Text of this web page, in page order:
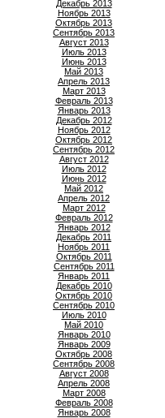
Декабрь 2013
Ноябрь 2013
Октябрь 2013
Сентябрь 2013
Август 2013
Июль 2013
Июнь 2013
Май 2013
Апрель 2013
Март 2013
Февраль 2013
Январь 2013
Декабрь 2012
Ноябрь 2012
Октябрь 2012
Сентябрь 2012
Август 2012
Июль 2012
Июнь 2012
Май 2012
Апрель 2012
Март 2012
Февраль 2012
Январь 2012
Декабрь 2011
Ноябрь 2011
Октябрь 2011
Сентябрь 2011
Январь 2011
Декабрь 2010
Октябрь 2010
Сентябрь 2010
Июль 2010
Май 2010
Январь 2010
Январь 2009
Октябрь 2008
Сентябрь 2008
Август 2008
Апрель 2008
Март 2008
Февраль 2008
Январь 2008